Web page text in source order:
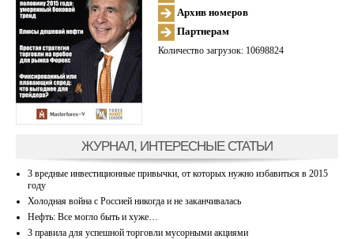
Архив номеров
Партнерам
Количество загрузок: 10698824
ЖУРНАЛ, ИНТЕРЕСНЫЕ СТАТЬИ
3 вредные инвестиционные привычки, от которых нужно избавиться в 2015
году
Холодная война с Россией никогда и не заканчивалась
Нефть: Все могло быть и хуже…
3 правила для успешной торговли мусорными акциями